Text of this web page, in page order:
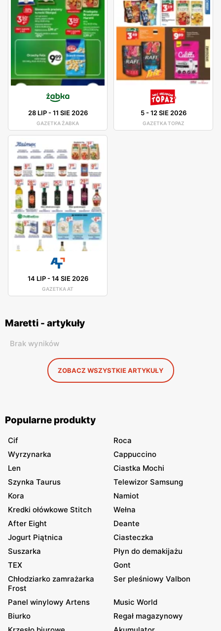
28 LIP-11 SIE 2026
GAZETKA ŻABKA
5-12 SIE 2026
GAZETKA TOPAZ
14 LIP-14 SIE 2026
GAZETKA AT
Maretti - artykuły
Brak wyników
ZOBACZ WSZYSTKIE ARTYKUŁY
Popularne produkty
Cif
Roca
Wyrzynarka
Cappuccino
Len
Ciastka Mochi
Szynka Taurus
Telewizor Samsung
Kora
Namiot
Kredki ołówkowe Stitch
Wełna
After Eight
Deante
Jogurt Piątnica
Ciasteczka
Suszarka
Płyn do demakijażu
TEX
Gont
Chłodziarko zamrażarka
Frost
Ser pleśniowy Valbon
Panel winylowy Artens
Music World
Biurko
Regał magazynowy